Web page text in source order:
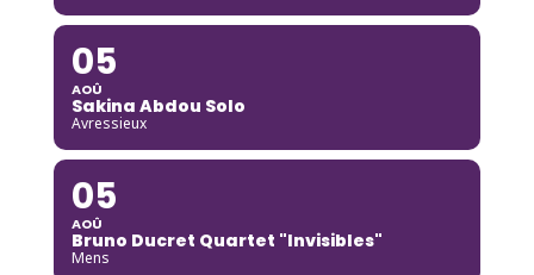
05
AOÛ
Sakina Abdou Solo
Avressieux
05
AOÛ
Bruno Ducret Quartet "Invisibles"
Mens